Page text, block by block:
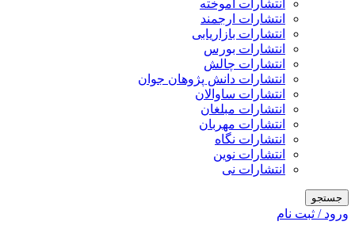
انتشارات آموخته
انتشارات ارجمند
انتشارات بازاریابی
انتشارات بورس
انتشارات چالش
انتشارات دانش پژوهان جوان
انتشارات ساوالان
انتشارات مبلغان
انتشارات مهربان
انتشارات نگاه
انتشارات نوین
انتشارات نی
جستجو
ورود / ثبت نام